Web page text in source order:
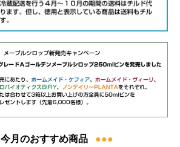
今月のおすすめ商品 ●●●